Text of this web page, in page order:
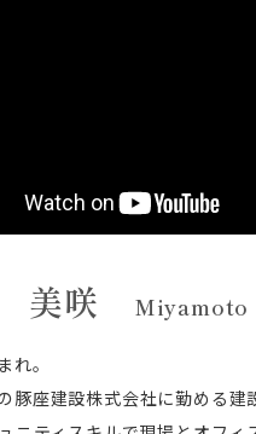
美咲
れ。
豚座建設株式会社に勤める建